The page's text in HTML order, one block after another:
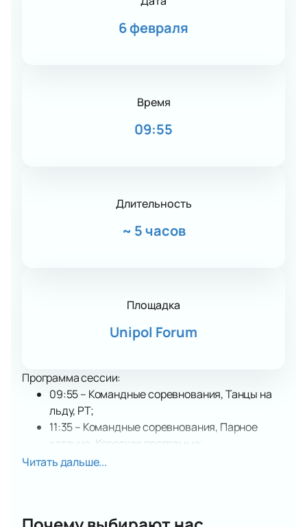
6 февраля
Время
09:55
Длительность
~ 5 часов
Площадка
Unipol Forum
Программа сессии:
09:55 – Командные соревнования, Танцы на
льду, РТ;
11:35 – Командные соревнования, Парное
катание, Короткая программа;
13:35 – Одиночное катание, Команды,
Читать дальше...